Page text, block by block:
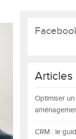
Articles
Optimiser
CRM : le